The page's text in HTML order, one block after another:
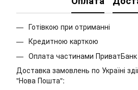
Готівкою при отриманні
Кредитною карткою
Оплата частинами
Доставка замовлень по Україні
"Нова Пошта":